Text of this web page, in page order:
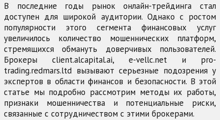
В последние годы рынок онлайн-трейдинга стал
доступен для широкой аудитории. Однако с ростом
популярности этого сегмента финансовых услуг
увеличилось количество мошеннических платформ,
стремящихся обмануть доверчивых пользователей.
Брокеры client.alcapital.ai, e-vellc.net и pro-
trading.redmars.ltd вызывают серьезные подозрения у
экспертов в области финансов и безопасности. В этой
статье мы подробно рассмотрим методы их работы,
признаки мошенничества и потенциальные риски,
связанные с сотрудничеством с этими брокерами.